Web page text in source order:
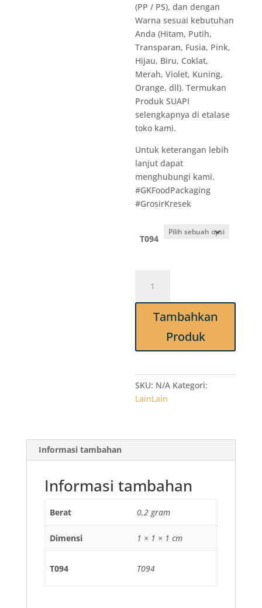
(PP / PS), dan dengan
Warna sesuai kebutuhan
Anda (Hitam, Putih,
Transparan, Fusia, Pink,
Hijau, Biru, Coklat,
Merah, Violet, Kuning,
Orange, dll). Termukan
Produk SUAPI
selengkapnya di etalase
toko kami.
Untuk keterangan lebih
lanjut dapat
menghubungi kami.
#GKFoodPackaging
#GrosirKresek
T094
T094
Sendok
Makan
Oranye
isi
Food
Tambahkan
Produk
SKU: N/A Kategori:
LainLain
Informasi tambahan
Informasi tambahan
Berat 0,2 gram
Dimensi 1 × 1 × 1 cm
T094 T094